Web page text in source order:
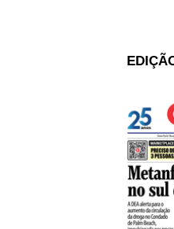
Criminosos